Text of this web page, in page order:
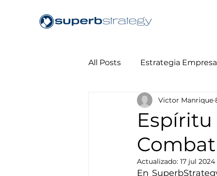
All Posts Estrategia
Educación y Capacitación
Victor Manrique
Actualizado: 17 jul 2024
En